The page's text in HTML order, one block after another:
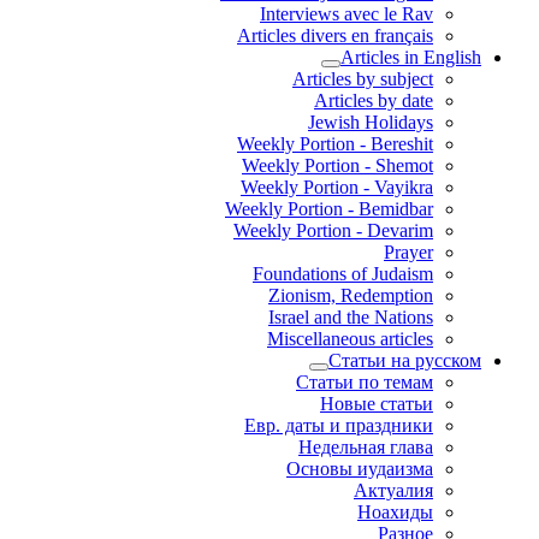
Interviews avec le Rav
Articles divers en français
Articles in English
Articles by subject
Articles by date
Jewish Holidays
Weekly Portion - Bereshit
Weekly Portion - Shemot
Weekly Portion - Vayikra
Weekly Portion - Bemidbar
Weekly Portion - Devarim
Prayer
Foundations of Judaism
Zionism, Redemption
Israel and the Nations
Miscellaneous articles
Статьи на русском
Статьи по темам
Новые статьи
Евр. даты и праздники
Недельная глава
Основы иудаизма
Актуалия
Ноахиды
Разное